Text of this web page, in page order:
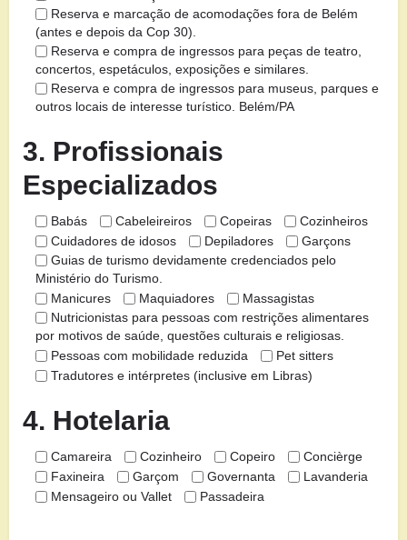
Reserva e marcação de acomodações fora de Belém
(antes e depois da Cop 30).
Reserva e compra de ingressos para peças de teatro,
concertos, espetáculos, exposições e similares.
Reserva e compra de ingressos para museus, parques e
outros locais de interesse turístico. Belém/PA
3. Profissionais
Especializados
Babás Cabeleireiros Copeiras
Cozinheiros
Cuidadores de idosos
Depiladores
Garçons
Guias de turismo devidamente credenciados pelo
Ministério do Turismo.
Manicures
Maquiadores
Massagistas
Nutricionistas para pessoas com restrições alimentares
por motivos de saúde, questões culturais e religiosas.
Pessoas com mobilidade reduzida
Pet sitters
Tradutores e intérpretes (inclusive em Libras)
4. Hotelaria
Camareira Cozinheiro Copeiro
Concièrge
Faxineira
Garçom Governanta
Lavanderia
Mensageiro ou Vallet
Passadeira